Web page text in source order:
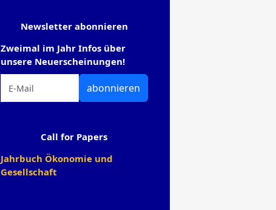
Newsletter abonnieren
Zweimal im Jahr Infos über
unsere Neuerscheinungen!
abonnieren
Call for Papers
Jahrbuch Ökonomie und
Gesellschaft